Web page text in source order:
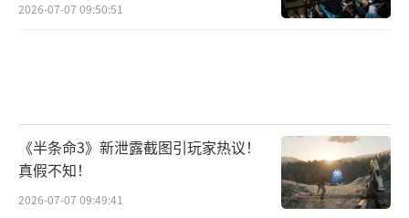
2026-07-07 09:50:51
《半条命3》新泄露截图引玩家热议！
真假不知！
2026-07-07 09:49:41